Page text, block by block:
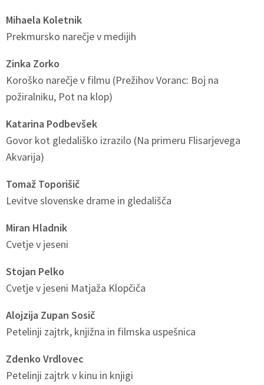
Mihaela Koletnik
Prekmursko narečje v medijih
Zinka Zorko
Koroško narečje v filmu (Prežihov Voranc: Boj na
požiralniku, Pot na klop)
Katarina Podbevšek
Govor kot gledališko izrazilo (Na primeru Flisarjevega
Akvarija)
Tomaž Toporišič
Levitve slovenske drame in gledališča
Miran Hladnik
Cvetje v jeseni
Stojan Pelko
Cvetje v jeseni Matjaža Klopčiča
Alojzija Zupan Sosič
Petelinji zajtrk, knjižna in filmska uspešnica
Zdenko Vrdlovec
Petelinji zajtrk v kinu in knjigi